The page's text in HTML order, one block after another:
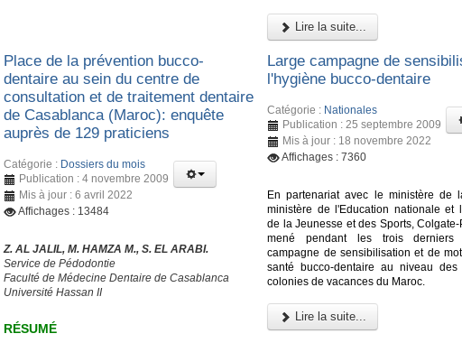
Lire la suite...
Place de la prévention bucco-
dentaire au sein du centre de
consultation et de traitement dentaire
de Casablanca (Maroc): enquête
auprès de 129 praticiens
Catégorie : Dossiers du mois
Publication : 4 novembre 2009
Mis à jour : 6 avril 2022
Affichages : 13484
Z. AL JALIL, M. HAMZA M., S. EL ARABI.
Service de Pédodontie
Faculté de Médecine Dentaire de Casablanca
Université Hassan II
RÉSUMÉ
Large campagne de
l'hygiène bucco-dentaire
Catégorie : Nationales
Publication : 25 septembre 2009
Mis à jour : 18 novembre 2022
Affichages : 7360
En partenariat avec le ministère de
ministère de l'Education nationale et
de la Jeunesse et des Sports,
mené pendant les trois derniers
campagne de sensibilisation et de
santé bucco-dentaire au niveau des
colonies de vacances du Maroc.
Lire la suite...